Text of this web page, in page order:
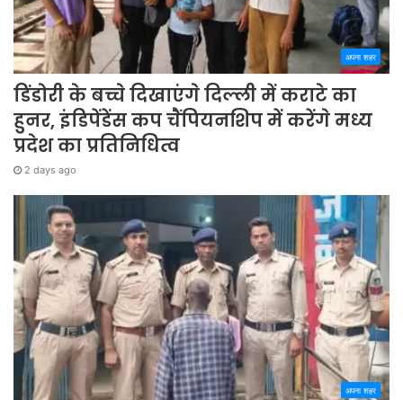
अपना शहर
डिंडोरी के बच्चे दिखाएंगे दिल्ली में कराटे का
हुनर, इंडिपेंडेंस कप चैंपियनशिप में करेंगे मध्य
प्रदेश का प्रतिनिधित्व
2 days ago
अपना शहर